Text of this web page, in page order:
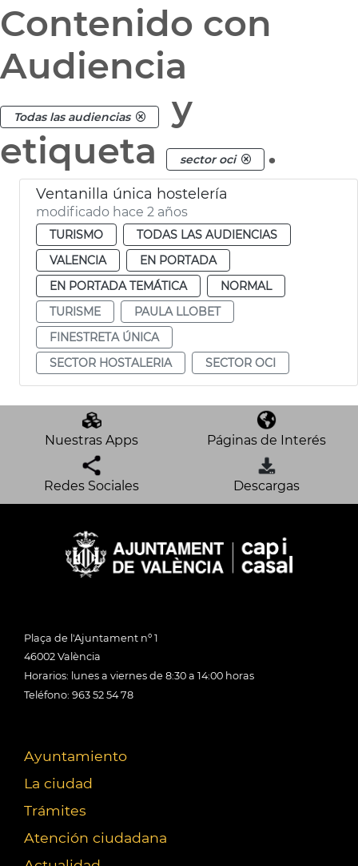
Contenido con
Audiencia
Todas las audiencias
y
etiqueta
sector oci .
Ventanilla única hostelería
modificado hace 2 años
TURISMO
TODAS LAS AUDIENCIAS
VALENCIA
EN PORTADA
EN PORTADA TEMÁTICA
NORMAL
TURISME
PAULA LLOBET
FINESTRETA ÚNICA
SECTOR HOSTALERIA
SECTOR OCI
Nuestras Apps Páginas de Interés
Redes Sociales Descargas
Plaça de l'Ajuntament nº 1
46002 València
Horarios: lunes a viernes de 8:30 a 14:00 horas
Teléfono: 963 52 54 78
Ayuntamiento
La ciudad
Trámites
Atención ciudadana